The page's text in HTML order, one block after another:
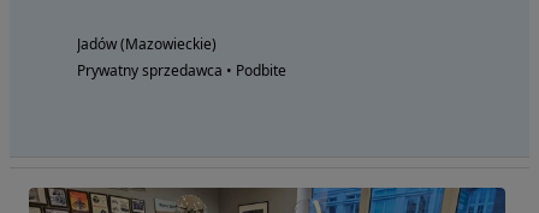
Jadów (Mazowieckie)
Prywatny sprzedawca • Podbite